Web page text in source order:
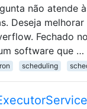
não atende
Deseja
Fechado
software que …
scheduling